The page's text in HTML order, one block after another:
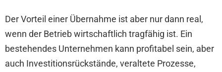
Der Vorteil einer Übernahme ist aber nur dann real,
wenn der Betrieb wirtschaftlich tragfähig ist. Ein
bestehendes Unternehmen kann profitabel sein, aber
auch Investitionsrückstände, veraltete Prozesse,